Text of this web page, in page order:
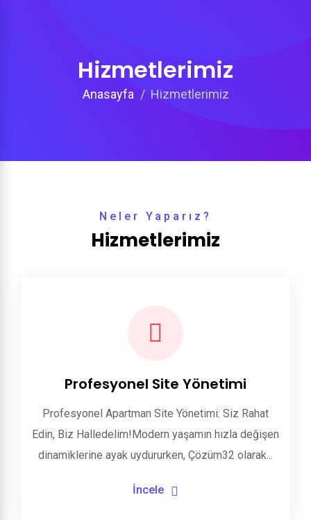
Hizmetlerimiz
Anasayfa Hizmetlerimiz
Neler Yaparız?
Hizmetlerimiz
Profesyonel Site Yönetimi
Profesyonel Apartman Site Yönetimi: Siz Rahat
Edin, Biz Halledelim!Modern yaşamın hızla değişen
dinamiklerine ayak uydururken, Çözüm32 olarak...
İncele